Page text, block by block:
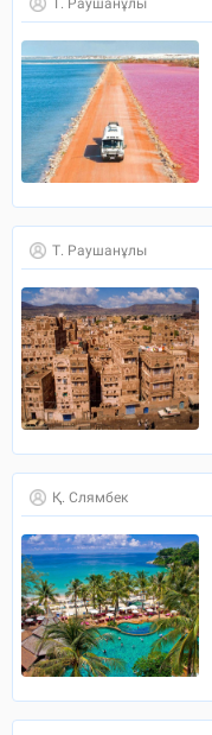
Т. Раушанұлы
Т. Раушанұлы
Қ. Слямбек